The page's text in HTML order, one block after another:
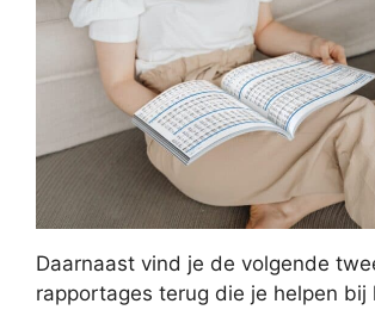
Daarnaast vind je de volgende
rapportages terug die je helpen bij